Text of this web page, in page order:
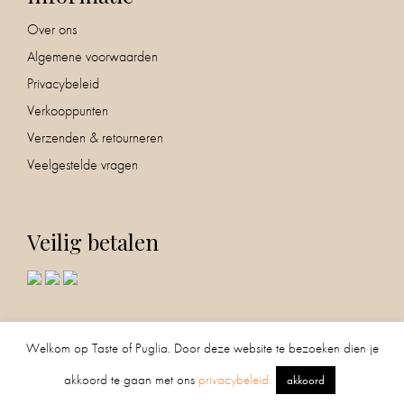
Over ons
Algemene voorwaarden
Privacybeleid
Verkooppunten
Verzenden & retourneren
Veelgestelde vragen
Veilig betalen
Volg ons!
Welkom op Taste of Puglia. Door deze website te bezoeken dien je
akkoord te gaan met ons privacybeleid. akkoord
0